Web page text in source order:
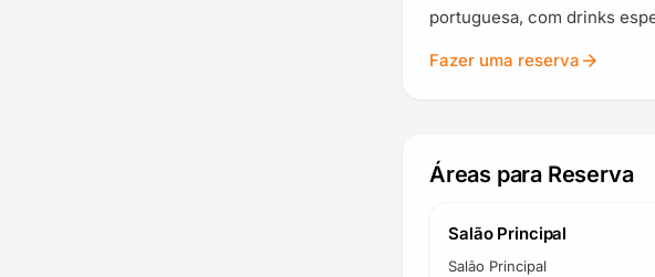
portuguesa, com drinks
Fazer uma reserva arrow_forward
Áreas para Reserva
Salão Principal
Salão Principal